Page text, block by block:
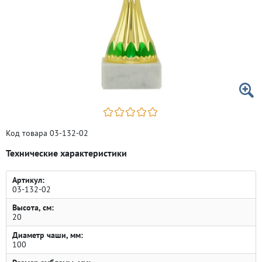
Код товара 03-132-02
Технические характеристики
Артикул:
03-132-02
Высота, см:
20
Диаметр чаши, мм:
100